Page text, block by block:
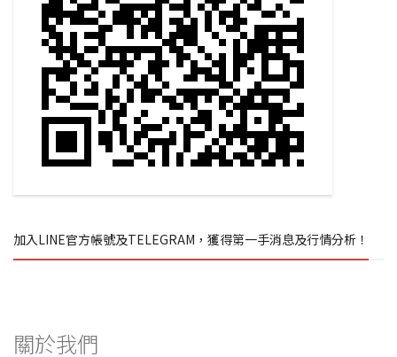
加入LINE官方帳號及TELEGRAM，獲得第一手消息及行情分析！
關於我們